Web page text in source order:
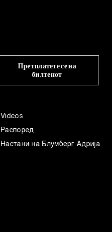
Претплатете се на
билтенот
Videos
Распоред
Настани на Блумберг Адрија